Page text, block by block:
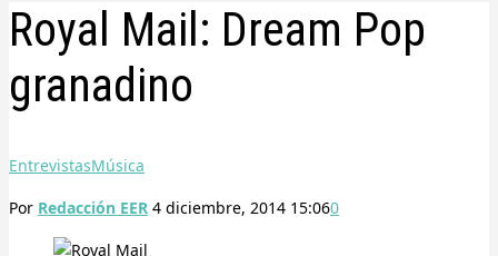
Royal Mail: Dream Pop
granadino
EntrevistasMúsica
Por Redacción EER 4 diciembre, 2014 15:060